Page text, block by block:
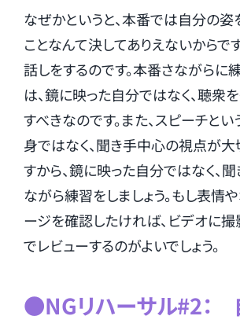
なぜかというと、本番では自分の
ことなんて決してありえないからで
話しをするのです。本番さながらに
は、鏡に映った自分ではなく、聴衆
すべきなのです。また、スピーチとい
身ではなく、聞き手中心の視点が大
すから、鏡に映った自分ではなく、
ながら練習をしましょう。もし表情
ージを確認したければ、ビデオに撮
でレビューするのがよいでしょう。
●NGリハーサル#2：